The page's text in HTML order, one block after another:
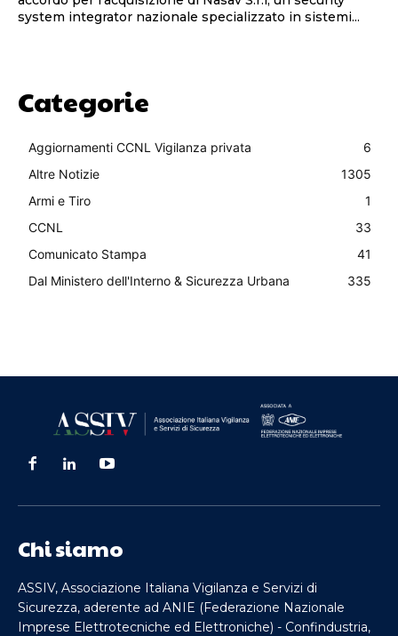
system integrator nazionale specializzato in sistemi...
Categorie
Aggiornamenti CCNL Vigilanza privata
6
Altre Notizie
1305
Armi e Tiro
1
CCNL
33
Comunicato Stampa
41
Dal Ministero dell'Interno & Sicurezza Urbana
335
Chi siamo
ASSIV, Associazione Italiana Vigilanza e Servizi di
Sicurezza, aderente ad ANIE (Federazione Nazionale
Imprese Elettrotecniche ed Elettroniche) - Confindustria,